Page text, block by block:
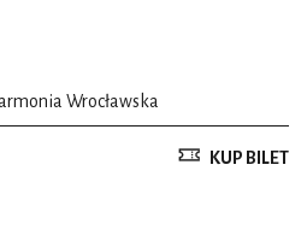
boku jej dyrektora
zobaczymy
się też w koncertach
Bartłomiej Nizioł. Wraz
Wrocławska
KUP BILET